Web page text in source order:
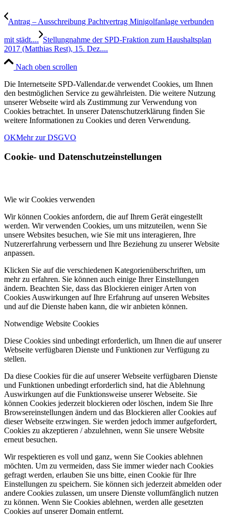
Antrag – Ausschreibung Pachtvertrag Minigolfanlage verbunden
mit städt.... Stellungnahme der SPD-Fraktion zum Haushaltsplan
2017 (Matthias Rest), 15. Dez....
Nach oben scrollen
Die Internetseite SPD-Vallendar.de verwendet Cookies, um Ihnen
den bestmöglichen Service zu gewährleisten. Die weitere Nutzung
unserer Webseite wird als Zustimmung zur Verwendung von
Cookies betrachtet. In unserer Datenschutzerklärung finden Sie
weitere Informationen zu Cookies und deren Verwendung.
OKMehr zur DSGVO
Cookie- und Datenschutzeinstellungen
Wie wir Cookies verwenden
Wir können Cookies anfordern, die auf Ihrem Gerät eingestellt
werden. Wir verwenden Cookies, um uns mitzuteilen, wenn Sie
unsere Websites besuchen, wie Sie mit uns interagieren, Ihre
Nutzererfahrung verbessern und Ihre Beziehung zu unserer Website
anpassen.
Klicken Sie auf die verschiedenen Kategorienüberschriften, um
mehr zu erfahren. Sie können auch einige Ihrer Einstellungen
ändern. Beachten Sie, dass das Blockieren einiger Arten von
Cookies Auswirkungen auf Ihre Erfahrung auf unseren Websites
und auf die Dienste haben kann, die wir anbieten können.
Notwendige Website Cookies
Diese Cookies sind unbedingt erforderlich, um Ihnen die auf unserer
Webseite verfügbaren Dienste und Funktionen zur Verfügung zu
stellen.
Da diese Cookies für die auf unserer Webseite verfügbaren Dienste
und Funktionen unbedingt erforderlich sind, hat die Ablehnung
Auswirkungen auf die Funktionsweise unserer Webseite. Sie
können Cookies jederzeit blockieren oder löschen, indem Sie Ihre
Browsereinstellungen ändern und das Blockieren aller Cookies auf
dieser Webseite erzwingen. Sie werden jedoch immer aufgefordert,
Cookies zu akzeptieren / abzulehnen, wenn Sie unsere Website
erneut besuchen.
Wir respektieren es voll und ganz, wenn Sie Cookies ablehnen
möchten. Um zu vermeiden, dass Sie immer wieder nach Cookies
gefragt werden, erlauben Sie uns bitte, einen Cookie für Ihre
Einstellungen zu speichern. Sie können sich jederzeit abmelden oder
andere Cookies zulassen, um unsere Dienste vollumfänglich nutzen
zu können. Wenn Sie Cookies ablehnen, werden alle gesetzten
Cookies auf unserer Domain entfernt.